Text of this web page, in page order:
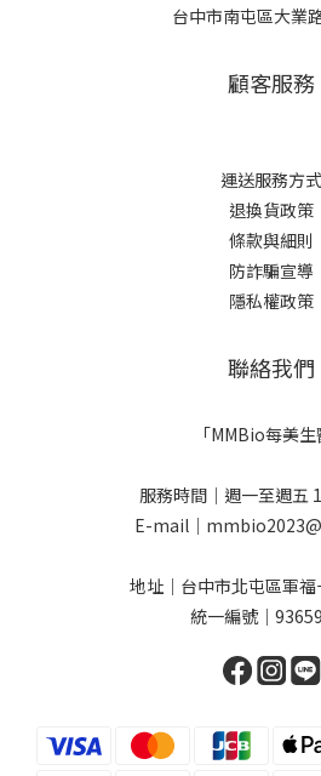
台中市南屯區大業
顧客服務
運送服務方式
退換貨政策
條款與細則
防詐騙宣導
隱私權政策
聯絡我們
「MMBio每美生
服務時間｜週一至週五
E-mail｜
地址｜台中市北屯區軍
統一編號｜